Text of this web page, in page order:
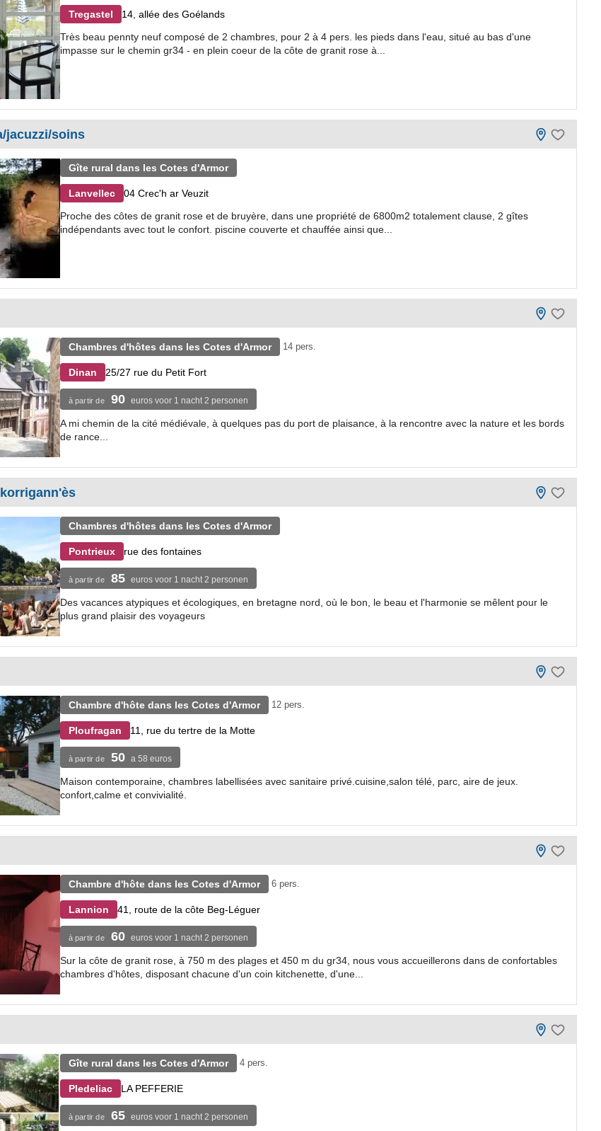
Tregastel 14, allée des Goélands
Très beau pennty neuf composé de 2 chambres, pour 2 à 4 pers. les pieds dans l'eau, situé au bas d'une
impasse sur le chemin gr34 - en plein coeur de la côte de granit rose à...
jacuzzi/soins
Gîte rural dans les Cotes d'Armor
Lanvellec 04 Crec'h ar Veuzit
Proche des côtes de granit rose et de bruyère, dans une propriété de 6800m2 totalement clause, 2 gîtes
indépendants avec tout le confort. piscine couverte et chauffée ainsi que...
Chambres d'hôtes dans les Cotes d'Armor 14 pers.
Dinan 25/27 rue du Petit Fort
à partir de 90 euros voor 1 nacht 2 personen
A mi chemin de la cité médiévale, à quelques pas du port de plaisance, à la rencontre avec la nature et les bords
de rance...
Chambres d'hôtes dans les Cotes d'Armor
Pontrieux rue des fontaines
à partir de 85 euros voor 1 nacht 2 personen
Des vacances atypiques et écologiques, en bretagne nord, où le bon, le beau et l'harmonie se mêlent pour le
plus grand plaisir des voyageurs
Chambre d'hôte dans les Cotes d'Armor 12 pers.
Ploufragan 11, rue du tertre de la Motte
à partir de 50 a 58 euros
Maison contemporaine, chambres labellisées avec sanitaire privé.cuisine,salon télé, parc, aire de jeux.
confort,calme et convivialité.
Chambre d'hôte dans les Cotes d'Armor 6 pers.
Lannion 41, route de la côte Beg-Léguer
à partir de 60 euros voor 1 nacht 2 personen
Sur la côte de granit rose, à 750 m des plages et 450 m du gr34, nous vous accueillerons dans de confortables
chambres d'hôtes, disposant chacune d'un coin kitchenette, d'une...
Gîte rural dans les Cotes d'Armor 4 pers.
Pledeliac LA PEFFERIE
à partir de 65 euros voor 1 nacht 2 personen